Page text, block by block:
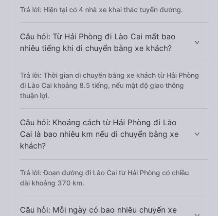
Trả lời: Hiện tại có 4 nhà xe khai thác tuyến đường.
Câu hỏi: Từ Hải Phòng đi Lào Cai mất bao
nhiêu tiếng khi di chuyển bằng xe khách?
Trả lời: Thời gian di chuyển bằng xe khách từ Hải Phòng
đi Lào Cai khoảng 8.5 tiếng, nếu mật độ giao thông
thuận lợi.
Câu hỏi: Khoảng cách từ Hải Phòng đi Lào
Cai là bao nhiêu km nếu di chuyển bằng xe
khách?
Trả lời: Đoạn đường đi Lào Cai từ Hải Phòng có chiều
dài khoảng 370 km.
Câu hỏi: Mỗi ngày có bao nhiêu chuyến xe